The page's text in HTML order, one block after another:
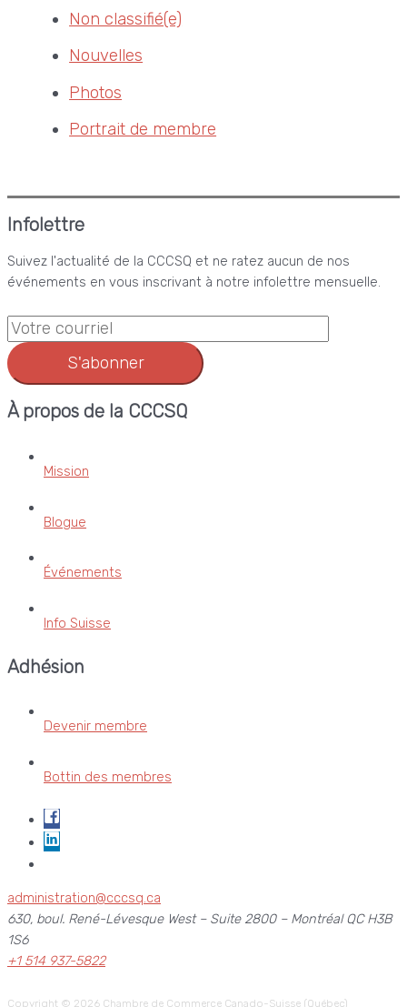
Non classifié(e)
Nouvelles
Photos
Portrait de membre
Infolettre
Suivez l'actualité de la CCCSQ et ne ratez aucun de nos
événements en vous inscrivant à notre infolettre mensuelle.
S'abonner
À propos de la CCCSQ
Mission
Blogue
Événements
Info Suisse
Adhésion
Devenir membre
Bottin des membres
administration@cccsq.ca
630, boul. René-Lévesque West – Suite 2800 – Montréal QC H3B
1S6
+1 514 937-5822
Copyright © 2026 Chambre de Commerce Canado-Suisse (Québec)